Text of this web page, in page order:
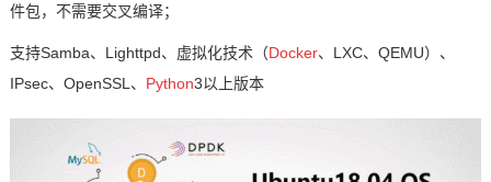
件包，不需要交叉编译；
支持Samba、Lighttpd、虚拟化技术（Docker、LXC、QEMU）、
IPsec、OpenSSL、 Python3以上版本